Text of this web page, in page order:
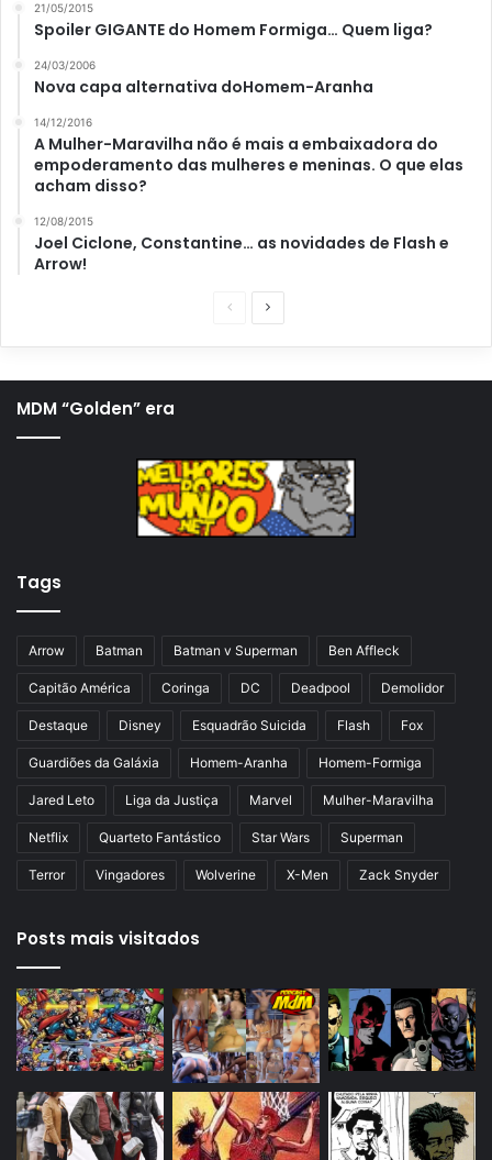
21/05/2015
Spoiler GIGANTE do Homem Formiga… Quem liga?
24/03/2006
Nova capa alternativa doHomem-Aranha
14/12/2016
A Mulher-Maravilha não é mais a embaixadora do
empoderamento das mulheres e meninas. O que elas
acham disso?
12/08/2015
Joel Ciclone, Constantine… as novidades de Flash e
Arrow!
a
a
n
m
a
p
n
MDM “Golden” era
Tags
Arrow Batman Batman v Superman Ben Affleck
Capitão América Coringa DC Deadpool Demolidor
Destaque Disney Esquadrão Suicida Flash Fox
Guardiões da Galáxia Homem-Aranha Homem-Formiga
Jared Leto Liga da Justiça Marvel Mulher-Maravilha
Netflix Quarteto Fantástico Star Wars Superman
Terror Vingadores Wolverine X-Men Zack Snyder
Posts mais visitados